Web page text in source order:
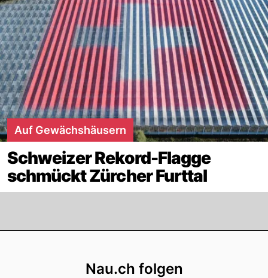
Auf Gewächshäusern
Schweizer Rekord-Flagge
schmückt Zürcher Furttal
Nau.ch folgen